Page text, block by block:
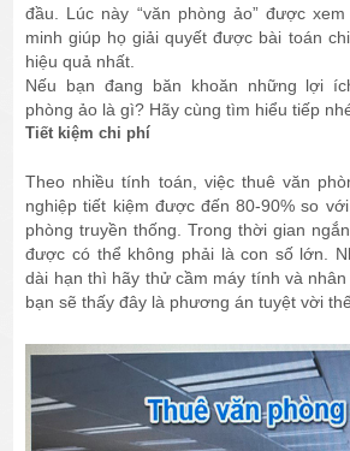
đầu. Lúc này “văn phòng ảo” được
minh giúp họ giải quyết được bài toán
hiệu quả nhất.
Nếu bạn đang băn khoăn những lợi
phòng ảo là gì? Hãy cùng tìm hiểu tiếp
Tiết kiệm chi phí
Theo nhiều tính toán, việc thuê văn
nghiệp tiết kiệm được đến 80-90% so
phòng truyền thống. Trong thời gian
được có thể không phải là con số lớn.
dài hạn thì hãy thử cầm máy tính và nhân
bạn sẽ thấy đây là phương án tuyệt vời